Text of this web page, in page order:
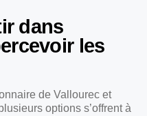
dans
les
de Vallourec et
options s’offrent à